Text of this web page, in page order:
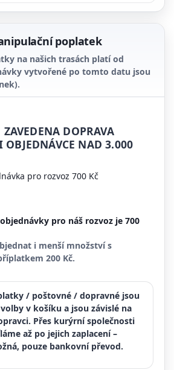
poplatek
na našich trasách platí od
vytvořené po tomto datu jsou
DOPRAVA
OBJEDNÁVCE NAD 3.000
pro rozvoz 700 Kč
pro náš rozvoz je 700
i menší množství s
200 Kč.
/ poštovné / dopravné jsou
v košíku a jsou závislé na
Přes kurýrní společnosti
až po jejich zaplacení –
, pouze bankovní převod.